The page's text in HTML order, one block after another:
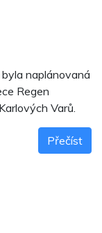
naplánovaná
Regen
Varů.
Přečíst